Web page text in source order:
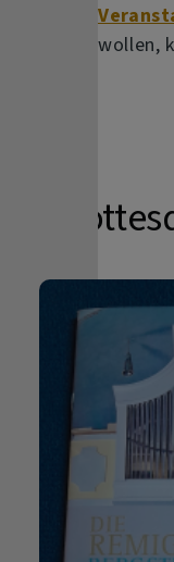
wollen,